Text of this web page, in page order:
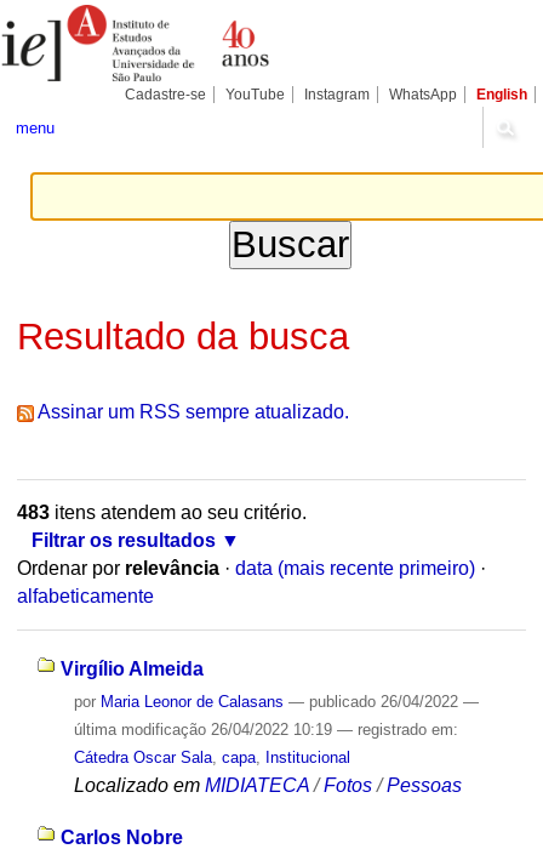
para
conteúdo.
Pessoais
Cadastre-se YouTube Instagram WhatsApp English
menu
Resultado da busca
Assinar um RSS sempre atualizado.
483itens atendem ao seu critério.
Filtrar os resultados
Ordenar por relevância · data (mais recente primeiro) ·
alfabeticamente
Virgílio Almeida
por Maria Leonor de Calasans — publicado26/04/2022 —
última modificação26/04/2022 10:19 — registrado em:
Cátedra Oscar Sala, capa, Institucional
Localizado em MIDIATECA /Fotos /Pessoas
Carlos Nobre